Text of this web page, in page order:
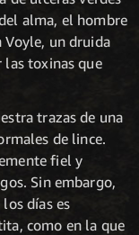
alma, el hombre
Voyle, un druida
las toxinas que
trazas de una
de lince.
fiel y
Sin embargo,
días es
como en la que